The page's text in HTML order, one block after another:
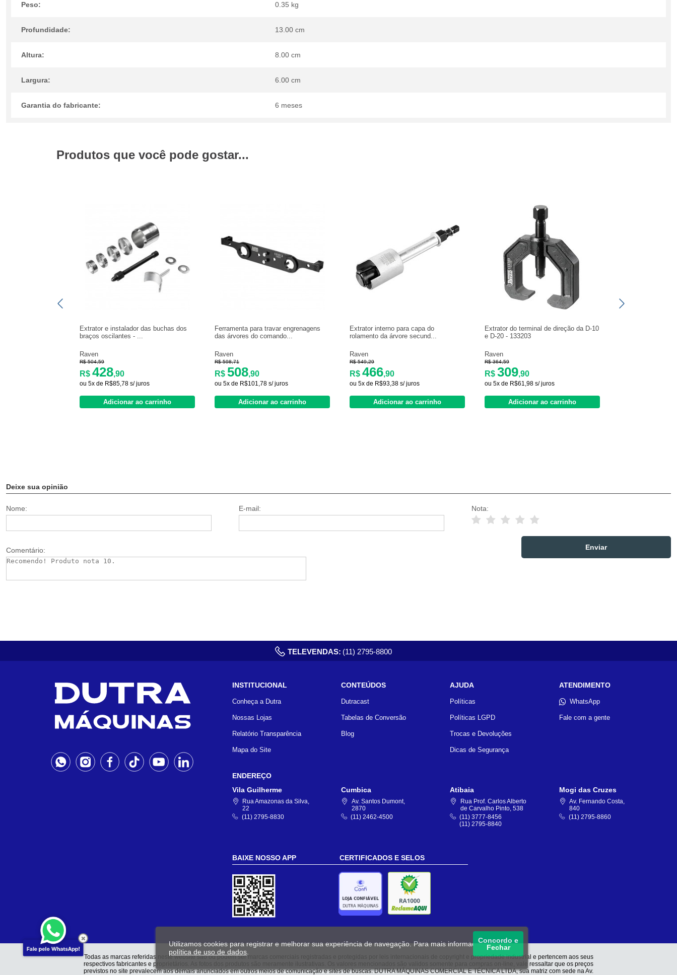
Peso: 0.35 kg
Profundidade: 13.00 cm
Altura: 8.00 cm
Largura: 6.00 cm
Garantia do fabricante: 6 meses
Produtos que você pode gostar...
Extrator e instalador das buchas dos
braços oscilantes - ...
Raven
R$ 504,59
R$ 428,90
ou 5x de R$85,78 s/ juros
Adicionar ao carrinho
Ferramenta para travar engrenagens
das árvores do comando...
Raven
R$ 598,71
R$ 508,90
ou 5x de R$101,78 s/ juros
Adicionar ao carrinho
Extrator interno para capa do
rolamento da árvore secund...
Raven
R$ 549,29
R$ 466,90
ou 5x de R$93,38 s/ juros
Adicionar ao carrinho
Extrator do terminal de direção da D-10
e D-20 - 133203
Raven
R$ 364,59
R$ 309,90
ou 5x de R$61,98 s/ juros
Adicionar ao carrinho
Deixe sua opinião
Nome: E-mail: Nota:
Comentário:
TELEVENDAS: (11) 2795-8800
INSTITUCIONAL
Conheça a Dutra
Nossas Lojas
Relatório Transparência
Mapa do Site
CONTEÚDOS
Dutracast
Tabelas de Conversão
Blog
AJUDA
Políticas
Políticas LGPD
Trocas e Devoluções
Dicas de Segurança
ATENDIMENTO
WhatsApp
Fale com a gente
ENDEREÇO
Vila Guilherme
Rua Amazonas da Silva,
22
(11) 2795-8830
Cumbica
Av. Santos Dumont,
2870
(11) 2462-4500
Atibaia
Rua Prof. Carlos Alberto
de Carvalho Pinto, 538
(11) 3777-8456
(11) 2795-8840
Mogi das Cruzes
Av. Fernando Costa,
840
(11) 2795-8860
BAIXE NOSSO APP CERTIFICADOS E SELOS
Todas as marcas referidas neste website são ou podem ser marcas comerciais registradas e protegidas por leis internacionais de copyright e propriedade industrial e pertencem aos seus
respectivos fabricantes e proprietários. As fotos dos produtos são meramente ilustrativas. Os valores mencionados são validos somente para compras on-line, vale ressaltar que os preços
previstos no site prevalecem aos demais anunciados em outros meios de comunicação e sites de buscas. DUTRA MÁQUINAS COMERCIAL E TÉCNICA LTDA, sua matriz com sede na Av.
Utilizamos cookies para registrar e melhorar sua experiência de navegação. Para mais informações, acesse
política de uso de dados
Concordo e
Fechar